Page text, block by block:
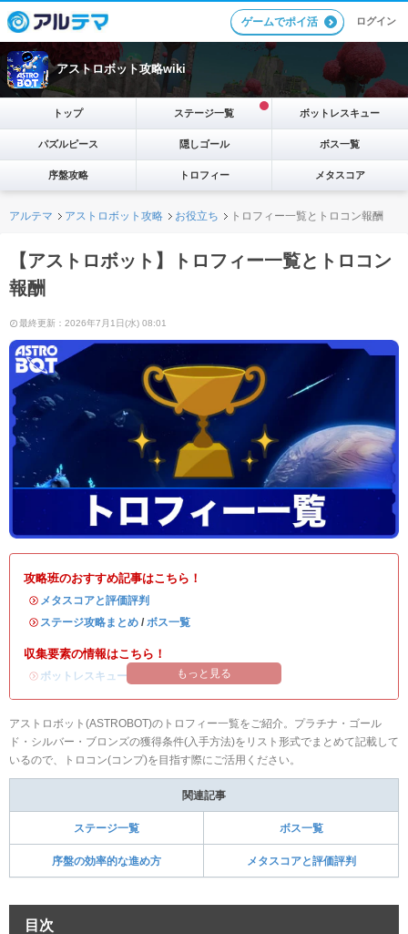
ゲームでポイ活 ログイン
アストロボット攻略wiki
トップ ステージ一覧 ボットレスキュー
パズルピース 隠しゴール ボス一覧
序盤攻略 トロフィー メタスコア
アルテマ アストロボット攻略 お役立ち トロフィー一覧とトロコン報酬
【アストロボット】トロフィー一覧とトロコン
報酬
最終更新：2026年7月1日(水) 08:01
攻略班のおすすめ記事はこちら！
・ メタスコアと評価評判
・ ステージ攻略まとめ / ボス一覧
収集要素の情報はこちら！
・ ボットレスキューの場所 パズルピースの場所
もっと見る
アストロボット(ASTROBOT)のトロフィー一覧をご紹介。プラチナ・ゴール
ド・シルバー・ブロンズの獲得条件(入手方法)をリスト形式でまとめて記載して
いるので、トロコン(コンプ)を目指す際にご活用ください。
関連記事
ステージ一覧 ボス一覧
序盤の効率的な進め方 メタスコアと評価評判
目次